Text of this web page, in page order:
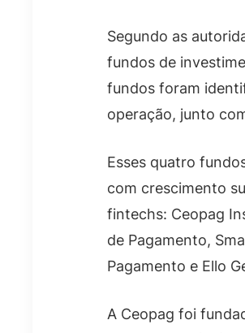
Segundo as
fundos de
fundos foram
operação, junto
Esses quatro
com crescimento
fintechs: Ceopag
de Pagamento,
Pagamento e Ello
A Ceopag foi